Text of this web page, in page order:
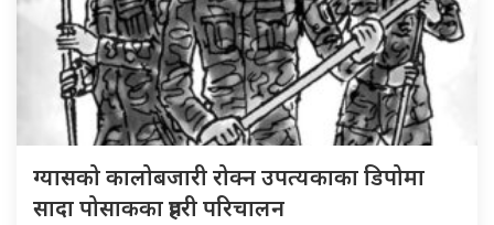
ग्यासको कालोबजारी रोक्न उपत्यकाका डिपोमा
सादा पोसाकका प्रहरी परिचालन